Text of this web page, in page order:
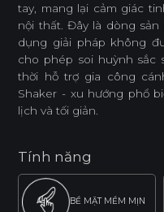
tay, mang lại cảm giác
nội thất. Đây là dòng
dụng giải pháp không
cho phép soi huỳnh sắc
thời hỗ trợ gia công
Shaker - xu hướng phổ
lịch và tối giản.
Tính năng
BỀ MẶT MỀM MỊN